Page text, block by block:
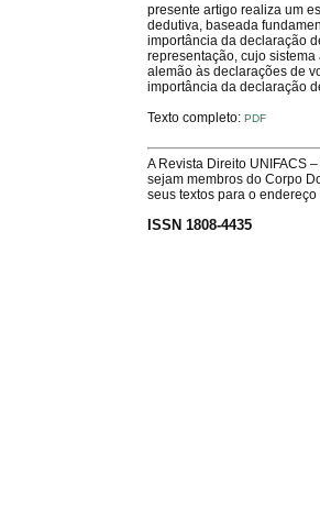
presente artigo realiza um
dedutiva, baseada
importância da declaração
representação, cujo
alemão às declarações de
importância da declaração
Texto completo:PDF
A Revista Direito UNIFACS
sejam membros do Corpo
seus textos para o
ISSN 1808-4435